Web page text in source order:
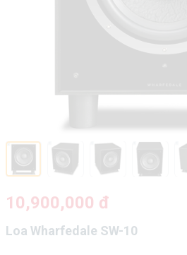
10,900,000 đ
Loa Wharfedale SW-10